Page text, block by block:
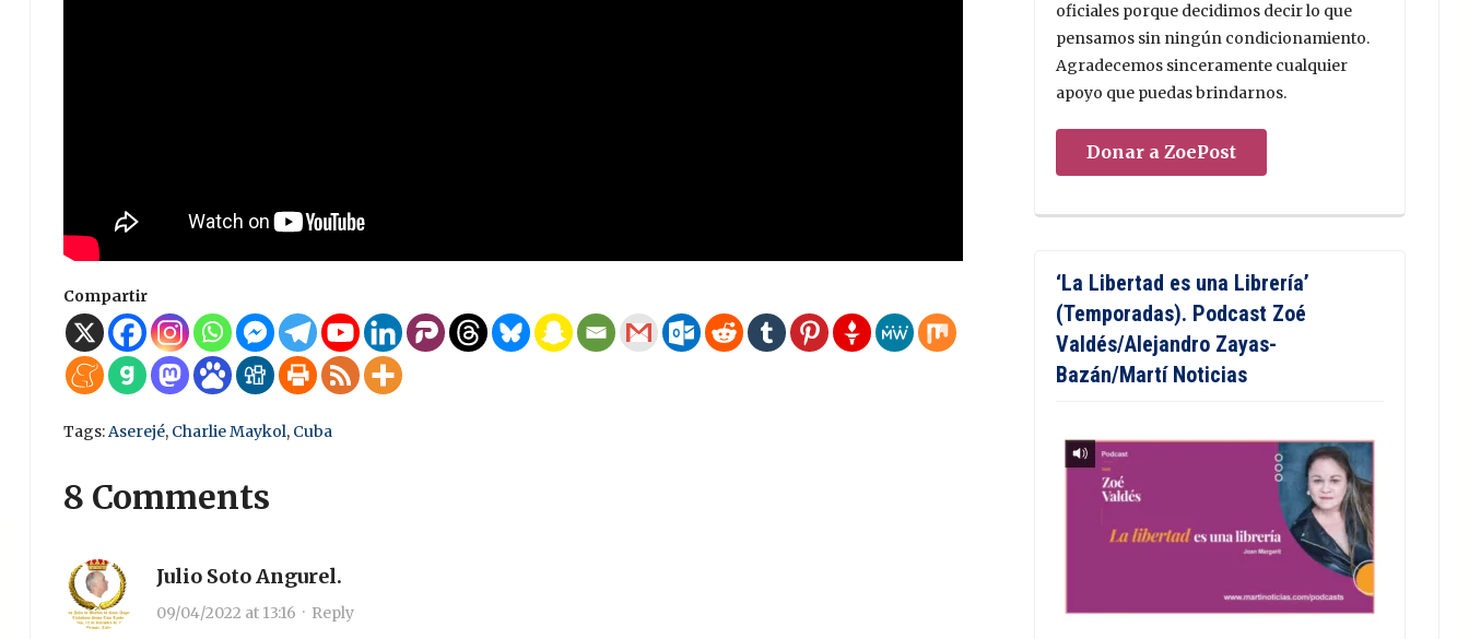
Compartir
Tags:Aserejé, Charlie Maykol, Cuba
8 Comments
Julio Soto Angurel.
09/04/2022 at 13:16 · Reply
oficiales porque decidimos decir lo que
pensamos sin ningún condicionamiento.
Agradecemos sinceramente cualquier
apoyo que puedas brindarnos.
Donar a ZoePost
‘La Libertad es una Librería’
(Temporadas). Podcast Zoé
Valdés/Alejandro Zayas-
Bazán/Martí Noticias